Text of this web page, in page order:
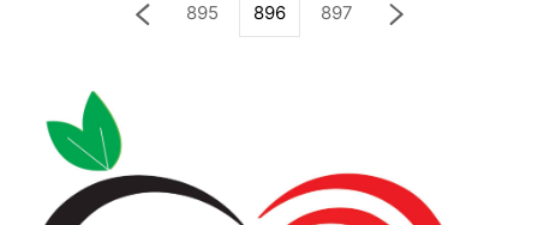
895 896 897